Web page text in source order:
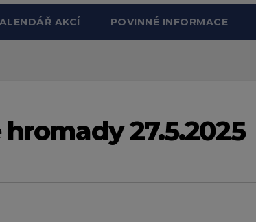
AKCÍ POVINNÉ INFORMACE
27.5.2025